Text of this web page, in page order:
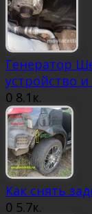
Генератор
устройство
0 8.1к.
Как снять
0 5.7к.